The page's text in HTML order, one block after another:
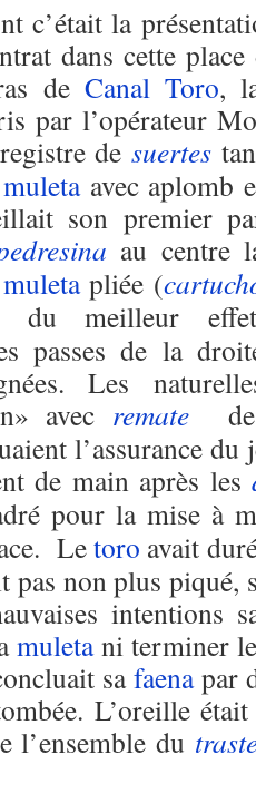
c’était la
dans cette
de Canal Toro,
par l’opérateur
desuertes
muletaavec aplomb
son premier
au centre
muletapliée (
meilleur
passes de la
Les
avec remate de
l’assurance
de main après les
pour la mise à
Letoro avait
pas non plus piqué,
intentions
muletani terminer
safaenapar
L’oreille
l’ensemble du